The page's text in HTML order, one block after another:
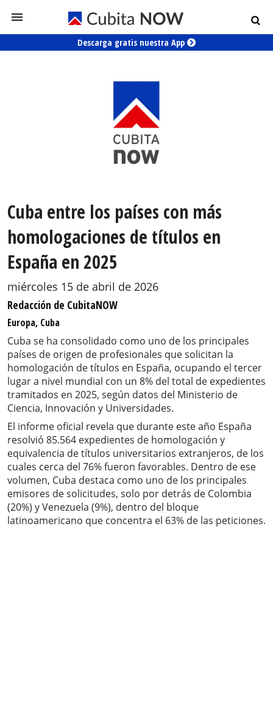
Descarga gratis nuestra App
Cuba entre los países con más
homologaciones de títulos en
España en 2025
miércoles 15 de abril de 2026
Redacción de CubitaNOW
Europa, Cuba
Cuba se ha consolidado como uno de los principales
países de origen de profesionales que solicitan la
homologación de títulos en España, ocupando el tercer
lugar a nivel mundial con un 8% del total de expedientes
tramitados en 2025, según datos del Ministerio de
Ciencia, Innovación y Universidades.
El informe oficial revela que durante este año España
resolvió 85.564 expedientes de homologación y
equivalencia de títulos universitarios extranjeros, de los
cuales cerca del 76% fueron favorables. Dentro de ese
volumen, Cuba destaca como uno de los principales
emisores de solicitudes, solo por detrás de Colombia
(20%) y Venezuela (9%), dentro del bloque
latinoamericano que concentra el 63% de las peticiones.